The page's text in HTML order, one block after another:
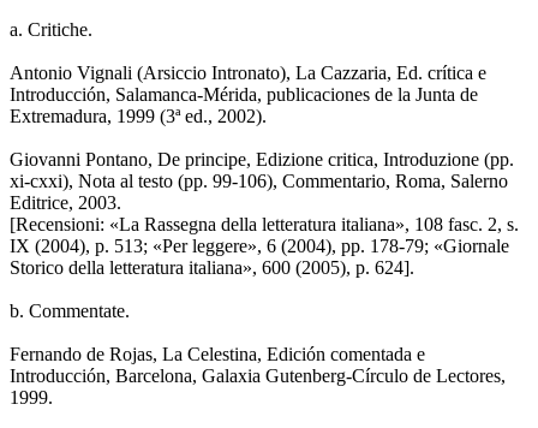
a. Critiche.
Antonio Vignali (Arsiccio Intronato), La Cazzaria, Ed. crítica e
Introducción, Salamanca-Mérida, publicaciones de la Junta de
Extremadura, 1999 (3ª ed., 2002).
Giovanni Pontano, De principe, Edizione critica, Introduzione (pp.
xi-cxxi), Nota al testo (pp. 99-106), Commentario, Roma, Salerno
Editrice, 2003.
[Recensioni: «La Rassegna della letteratura italiana», 108 fasc. 2, s.
IX (2004), p. 513; «Per leggere», 6 (2004), pp. 178-79; «Giornale
Storico della letteratura italiana», 600 (2005), p. 624].
b. Commentate.
Fernando de Rojas, La Celestina, Edición comentada e
Introducción, Barcelona, Galaxia Gutenberg-Círculo de Lectores,
1999.